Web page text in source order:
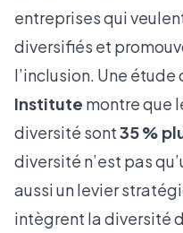
entreprises qui
diversifiés et
l’inclusion. Une étude
Institute montre que
diversité sont35 %
diversité n’est pas
aussi un levier
intègrent la diversité